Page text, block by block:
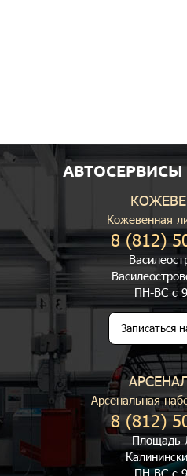
АВТОСЕРВИСЫ
Кожевенная
8 (812)
ПН-ВС с
Записаться
Арсенальная
8 (812)
Площадь
ПН-ВС с